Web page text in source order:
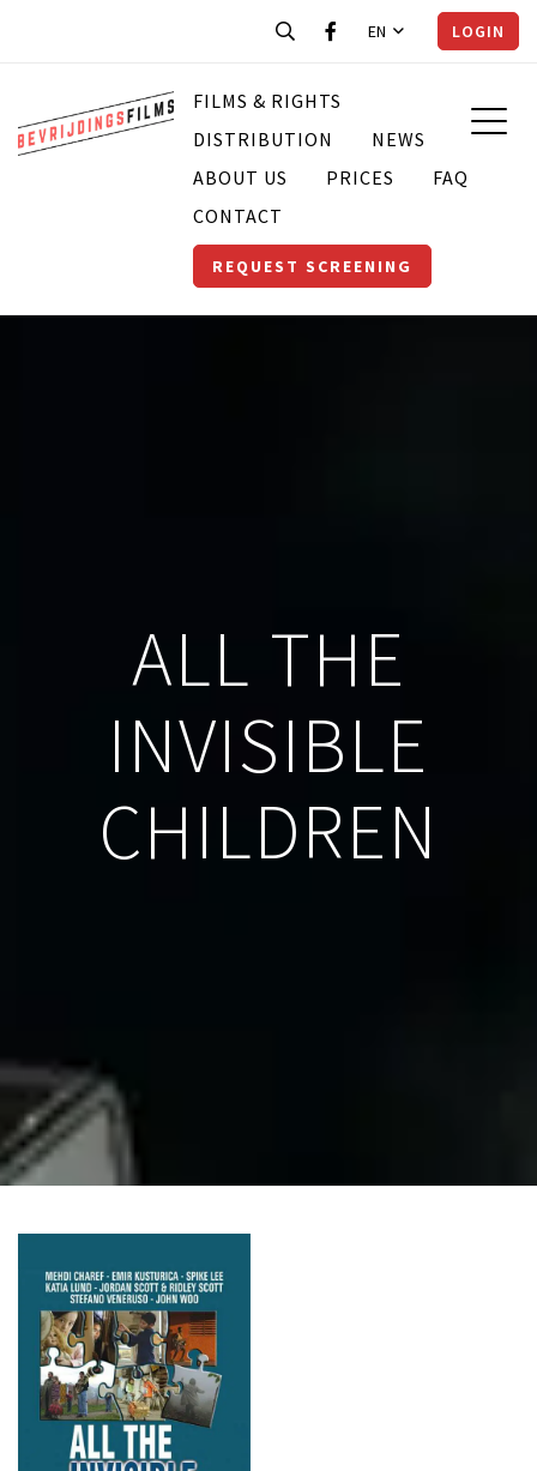
EN LOGIN
FILMS & RIGHTS
DISTRIBUTION
NEWS
ABOUT US
PRICES
FAQ
CONTACT
REQUEST SCREENING
ALL THE
INVISIBLE
CHILDREN